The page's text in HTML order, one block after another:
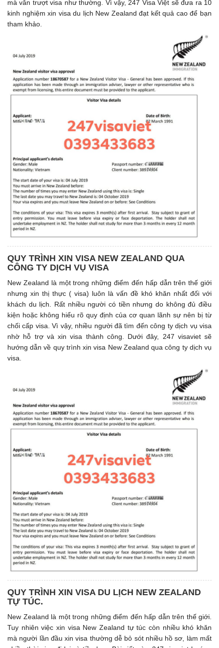
mà vẫn trượt visa như thường. Vì vậy, 247 Visa Việt sẽ đưa ra 10
kinh nghiệm xin visa du lịch New Zealand đạt kết quả cao để bạn
tham khảo.
QUY TRÌNH XIN VISA NEW ZEALAND QUA
CÔNG TY DỊCH VỤ VISA
New Zealand là một trong những điểm đến hấp dẫn trên thế giới
nhưng xin thị thực ( visa) luôn là vấn đề khó khăn nhất đối với
khách du lịch. Rất nhiều người có tiền nhưng do không đủ điều
kiện hoặc không hiểu rõ quy định của cơ quan lãnh sự nên bị từ
chối cấp visa. Vì vậy, nhiều người đã tìm đến công ty dịch vụ visa
nhờ hỗ trợ và xin visa thành công. Dưới đây, 247 visaviet sẽ
hướng dẫn về quy trình xin visa New Zealand qua công ty dịch vụ
visa.
QUY TRÌNH XIN VISA DU LỊCH NEW ZEALAND
TỰ TÚC.
New Zealand là một trong những điểm đến hấp dẫn trên thế giới.
Tuy nhiên việc xin visa New Zealand tự túc còn nhiều khó khăn
mà người lần đầu xin visa thường dễ bỏ sót nhiều hồ sơ, làm mất